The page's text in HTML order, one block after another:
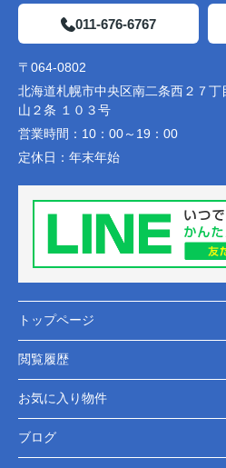
011-676-6767
〒064-0802
北海道札幌市中央区南二条西２７
山２条 １０３号
営業時間： 10：00～19：00
定休日： 年末年始
トップページ
閲覧履歴
お気に入り物件
ブログ